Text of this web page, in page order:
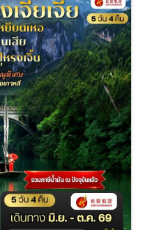
12 พ.ย. 69 - 16 พ.ย. 69
19 พ.ย. 69 - 23 พ.ย. 69
26 พ.ย. 69 - 30 พ.ย. 69
03 ธ.ค. 69 - 07 ธ.ค. 69
10 ธ.ค. 69 - 14 ธ.ค. 69
17 ธ.ค. 69 - 21 ธ.ค. 69
07 ม.ค. 70 - 11 ม.ค. 70
14 ม.ค. 70 - 18 ม.ค. 70
21 ม.ค. 70 - 25 ม.ค. 70
28 ม.ค. 70 - 01 ก.พ. 70
13 ก.พ. 70 - 17 ก.พ. 70
20 ก.พ. 70 - 24 ก.พ. 70
27 ก.พ. 70 - 03 มี.ค 70
06 มี.ค 70 - 10 มี.ค 70
13 มี.ค 70 - 17 มี.ค 70